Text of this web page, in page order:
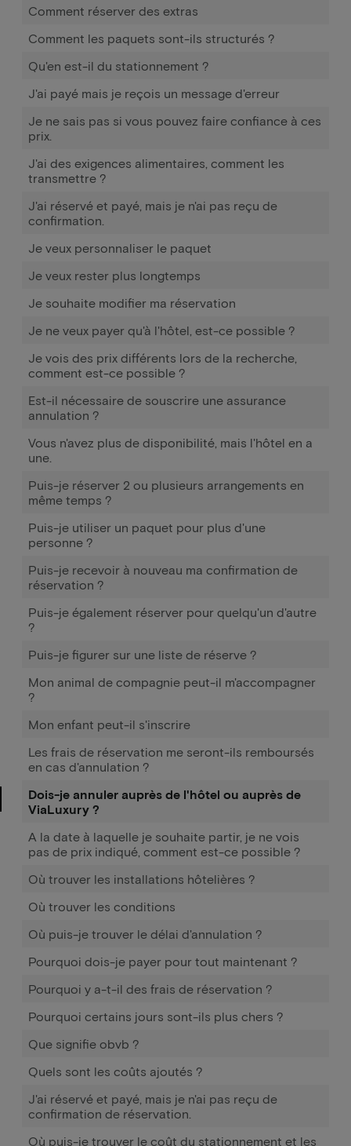
Comment réserver des extras
Comment les paquets sont-ils structurés ?
Qu'en est-il du stationnement ?
J'ai payé mais je reçois un message d'erreur
Je ne sais pas si vous pouvez faire confiance à ces
prix.
J'ai des exigences alimentaires, comment les
transmettre ?
J'ai réservé et payé, mais je n'ai pas reçu de
confirmation.
Je veux personnaliser le paquet
Je veux rester plus longtemps
Je souhaite modifier ma réservation
Je ne veux payer qu'à l'hôtel, est-ce possible ?
Je vois des prix différents lors de la recherche,
comment est-ce possible ?
Est-il nécessaire de souscrire une assurance
annulation ?
Vous n'avez plus de disponibilité, mais l'hôtel en a
une.
Puis-je réserver 2 ou plusieurs arrangements en
même temps ?
Puis-je utiliser un paquet pour plus d'une
personne ?
Puis-je recevoir à nouveau ma confirmation de
réservation ?
Puis-je également réserver pour quelqu'un d'autre
?
Puis-je figurer sur une liste de réserve ?
Mon animal de compagnie peut-il m'accompagner
?
Mon enfant peut-il s'inscrire
Les frais de réservation me seront-ils remboursés
en cas d'annulation ?
Dois-je annuler auprès de l'hôtel ou auprès de
ViaLuxury ?
A la date à laquelle je souhaite partir, je ne vois
pas de prix indiqué, comment est-ce possible ?
Où trouver les installations hôtelières ?
Où trouver les conditions
Où puis-je trouver le délai d'annulation ?
Pourquoi dois-je payer pour tout maintenant ?
Pourquoi y a-t-il des frais de réservation ?
Pourquoi certains jours sont-ils plus chers ?
Que signifie obvb ?
Quels sont les coûts ajoutés ?
J'ai réservé et payé, mais je n'ai pas reçu de
confirmation de réservation.
Où puis-je trouver le coût du stationnement et les